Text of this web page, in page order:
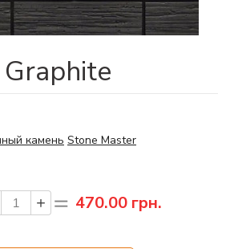
камень Stone Master
470.00 грн.